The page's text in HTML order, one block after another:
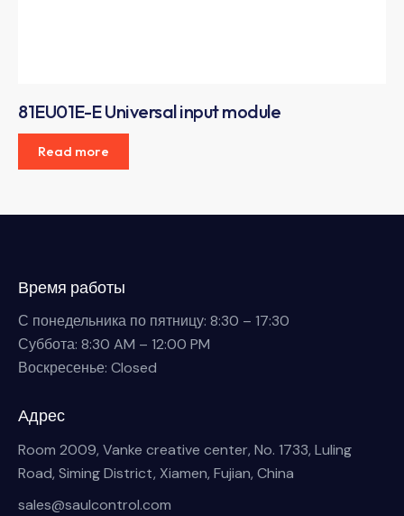
81EU01E-E Universal input module
Read more
Время работы
С понедельника по пятницу: 8:30 – 17:30
Суббота: 8:30 AM – 12:00 PM
Воскресенье: Closed
Адрес
Room 2009, Vanke creative center, No. 1733, Luling
Road, Siming District, Xiamen, Fujian, China
sales@saulcontrol.com